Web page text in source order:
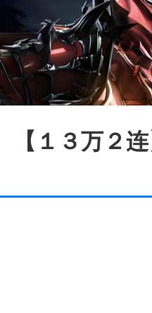
【１３万２